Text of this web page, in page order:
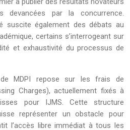
devancées par la concurrence.
suscite également des débats au
certains s’interrogeant sur
et exhaustivité du processus de
MDPI repose sur les frais de
Charges), actuellement fixés à
pour IJMS. Cette structure
représenter un obstacle pour
l’accès libre immédiat à tous les